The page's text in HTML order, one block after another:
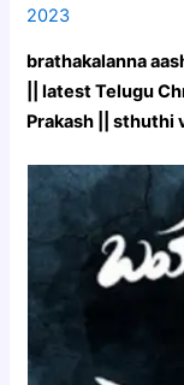
2023
brathakalanna
|| latest Telugu
Prakash || sthuthi